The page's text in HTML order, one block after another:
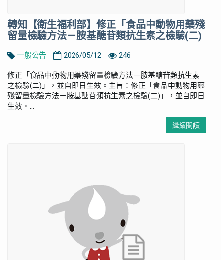
轉知【衛生福利部】修正「食品中動物用藥殘
留量檢驗方法－胺基醣苷類抗生素之檢驗(二)
一般公告 2026/05/12 246
修正「食品中動物用藥殘留量檢驗方法－胺基醣苷類抗生素
之檢驗(二)」，並自即日生效。主旨：修正「食品中動物用藥
殘留量檢驗方法－胺基醣苷類抗生素之檢驗(二)」，並自即日
生效。...
繼續閱讀